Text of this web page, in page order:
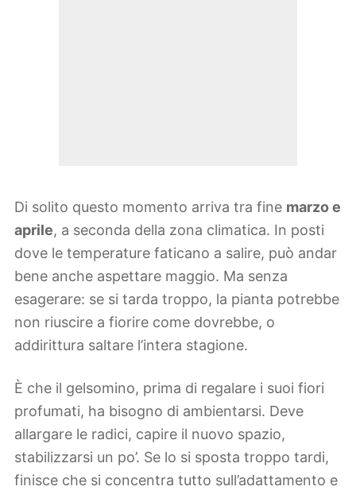
Di solito questo momento arriva tra fine marzo e
aprile, a seconda della zona climatica. In posti
dove le temperature faticano a salire, può andar
bene anche aspettare maggio. Ma senza
esagerare: se si tarda troppo, la pianta potrebbe
non riuscire a fiorire come dovrebbe, o
addirittura saltare l’intera stagione.
È che il gelsomino, prima di regalare i suoi fiori
profumati, ha bisogno di ambientarsi. Deve
allargare le radici, capire il nuovo spazio,
stabilizzarsi un po’. Se lo si sposta troppo tardi,
finisce che si concentra tutto sull’adattamento e